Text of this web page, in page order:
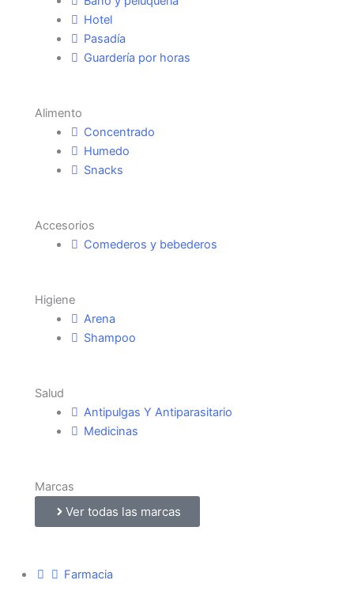
Hotel
Pasadía
Guardería por horas
Alimento
Concentrado
Humedo
Snacks
Accesorios
Comederos y bebederos
Higiene
Arena
Shampoo
Salud
Antipulgas Y Antiparasitario
Medicinas
Marcas
Ver todas las marcas
Farmacia